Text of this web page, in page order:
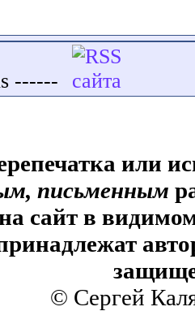
------
или
письменным
сайт в
© Сергей